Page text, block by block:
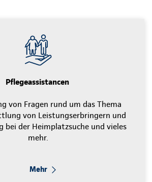
Pflegeassistancen
von Fragen rund um das Thema
von Leistungserbringern und
bei der Heimplatzsuche und vieles
mehr.
Mehr